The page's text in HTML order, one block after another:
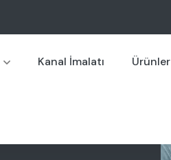
Kanal İmalatı Ürünler